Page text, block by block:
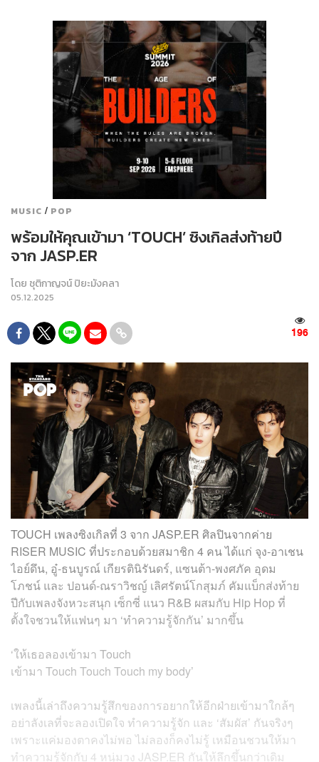
MUSIC / POP
พร้อมให้คุณเข้ามา ‘TOUCH’ ซิงเกิลส่งท้ายปี
จาก JASP.ER
โดย ชุติกาญจน์ ปิยะมังคลา
05.12.2025
196
TOUCH เพลงซิงเกิลที่ 3 จาก JASP.ER ศิลปินจากค่าย
RISER MUSIC ที่ประกอบด้วยสมาชิก 4 คน ได้แก่ จุง-อาเชน
ไอย์ดึน, อู๋-ธนบูรณ์ เกียรตินิรันดร์, แซนต้า-พงศภัค อุดม
โภชน์ และ ปอนด์-ณราวิชญ์ เลิศรัตน์โกสุมภ์ คัมแบ็กส่งท้าย
ปีกับเพลงจังหวะสนุก เซ็กซี่ แนว R&B ผสมกับ Hip Hop ที่
ตั้งใจชวนให้แฟนๆ มา ‘ทำความรู้จักกัน’ มากขึ้น
‘ให้เธอลองเข้ามา Touch
เข้ามา Touch Touch Touch my body’
เพลงนี้เล่าถึงความรู้สึกของการอยากให้อีกฝ่ายเข้ามาใกล้ๆ
อย่าลังเลที่จะลองเปิดใจ ทำความรู้จัก และ ‘สัมผัส’ กันจริงๆ
เพราะแค่มองตาคงไม่พอ ไม่ลองก็คงไม่รู้ เหมือนชวนให้มา
ทำความรู้จักกับ 4 หนุ่มวง JASP.ER กันให้ลึกขึ้นกว่าเดิม